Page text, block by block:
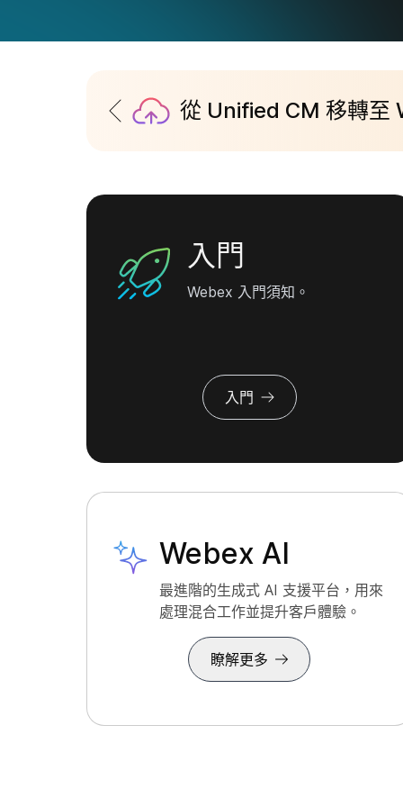
2026 年 10 月
從 Unified CM 移轉至
入門
Webex 入門須知。
入門
Webex AI
最進階的生成式 AI 支援平台，用來
處理混合工作並提升客戶體驗。
瞭解更多